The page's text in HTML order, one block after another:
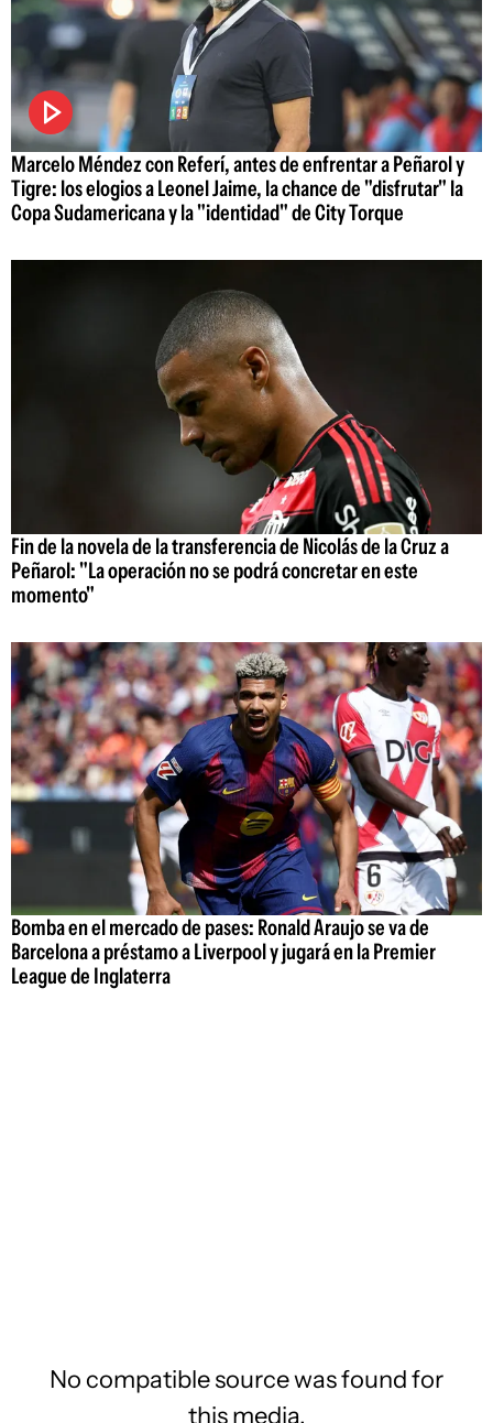
Marcelo Méndez con Referí, antes de enfrentar a Peñarol y
Tigre: los elogios a Leonel Jaime, la chance de "disfrutar" la
Copa Sudamericana y la "identidad" de City Torque
Fin de la novela de la transferencia de Nicolás de la Cruz a
Peñarol: "La operación no se podrá concretar en este
momento"
Bomba en el mercado de pases: Ronald Araujo se va de
Barcelona a préstamo a Liverpool y jugará en la Premier
League de Inglaterra
No compatible source was found for
this media.